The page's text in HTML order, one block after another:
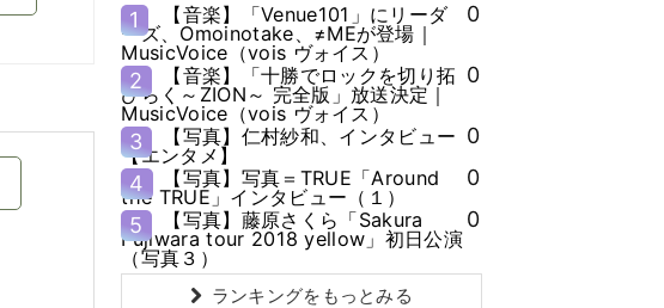
1
【音楽】「Venue101」にリーダ
ーズ、Omoinotake、≠MEが登場｜
MusicVoice（vois ヴォイス）
0
2
【音楽】「十勝でロックを切り拓
ひらく～ZION～ 完全版」放送決定｜
MusicVoice（vois ヴォイス）
0
3
【写真】仁村紗和、インタビュー
【エンタメ】
0
4
【写真】写真＝TRUE「Around
the TRUE」インタビュー（１）
0
5
【写真】藤原さくら「Sakura
Fujiwara tour 2018 yellow」初日公演
（写真３）
0
ランキングをもっとみる